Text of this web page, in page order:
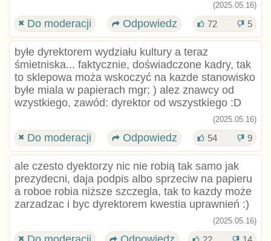
(2025.05.16)
Do moderacji Odpowiedz 72 5
byłe dyrektorem wydziału kultury a teraz
śmietniska... faktycznie, doświadczone kadry, tak
to sklepowa moża wskoczyć na kazde stanowisko
byłe miala w papierach mgr; ) alez znawcy od
wzystkiego, zawód: dyrektor od wszystkiego :D
(2025.05.16)
Do moderacji Odpowiedz 54 9
ale czesto dyektorzy nic nie robią tak samo jak
prezydecni, daja podpis albo sprzeciw na papieru
a roboe robia niższe szczegla, tak to kazdy może
zarzadzac i byc dyrektorem kwestia uprawnień :)
(2025.05.16)